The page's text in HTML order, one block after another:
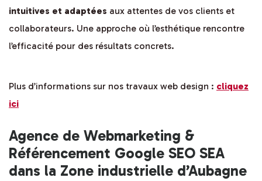
intuitives et adaptées aux attentes de vos clients et
collaborateurs. Une approche où l’esthétique rencontre
l’efficacité pour des résultats concrets.
Plus d’informations sur nos travaux web design : cliquez
ici
Agence de Webmarketing &
Référencement Google SEO SEA
dans la Zone industrielle d’Aubagne